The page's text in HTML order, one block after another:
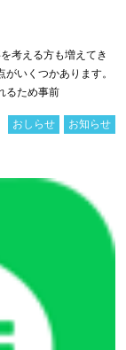
考える方も増えてき
いくつかあります。
るため事前
おしらせ お知らせ